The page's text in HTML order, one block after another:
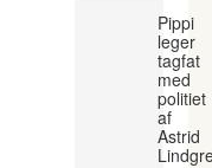
Pippi
leger
tagfat
med
politiet
af
Astrid